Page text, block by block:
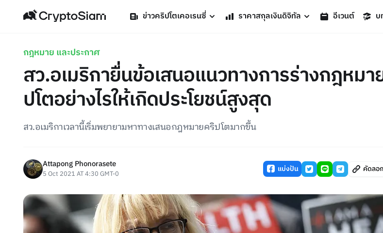
ข่าวคริปโตเคอเรนซี่ ราคาสกุลเงินดิจิทัล อีเวนต์ บ
กฎหมาย และประกาศ
สว.อเมริกายื่นข้อเสนอแนวทางการร่างกฎหมา
ปโตอย่างไรให้เกิดประโยชน์สูงสุด
สว.อเมริกาเวลานี้เริ่มพยายามหาทางเสนอกฎหมายคริปโตมากขึ้น
Attapong Phonorasete
5 Oct 2021 AT 4:30 GMT-0 แบ่งปัน คัดลอ